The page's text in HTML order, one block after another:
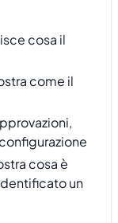
cosa il
come il
cosa è
un